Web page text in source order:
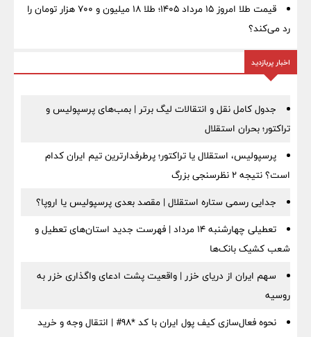
قیمت طلا امروز ۱۵ مرداد ۱۴۰۵؛ طلا ۱۸ میلیون و ۷۰۰ هزار تومان را
رد می‌کند؟
اخبار پربازدید
جدول کامل نقل و انتقالات لیگ برتر | بمب‌های پرسپولیس و
تراکتور؛ بحران استقلال
پرسپولیس، استقلال یا تراکتور؛ پرطرفدارترین تیم ایران کدام
است؟ نتیجه ۲ نظرسنجی بزرگ
جدایی رسمی ستاره استقلال | مقصد بعدی پرسپولیس یا اروپا؟
تعطیلی چهارشنبه ۱۴ مرداد | فهرست جدید استان‌های تعطیل و
شعب کشیک بانک‌ها
سهم ایران از دریای خزر | واقعیت پشت ادعای واگذاری خزر به
روسیه
نحوه فعال‌سازی کیف پول ایران با کد *98# | انتقال وجه و خرید